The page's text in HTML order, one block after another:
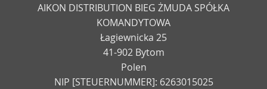
AIKON DISTRIBUTION BIEG ŻMUDA SPÓŁKA
KOMANDYTOWA
Łagiewnicka 25
41-902 Bytom
Polen
NIP [STEUERNUMMER]: 6263015025